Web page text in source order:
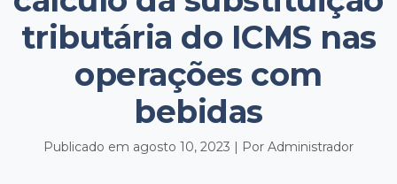
tributária do ICMS nas
operações com
bebidas
Publicado em agosto 10, 2023 | Por Administrador